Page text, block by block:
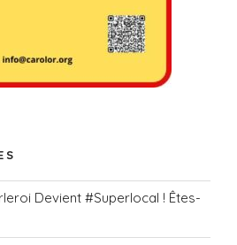
Devient #Superlocal ! Êtes-